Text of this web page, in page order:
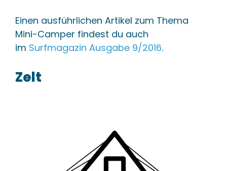
Einen ausführlichen Artikel zum Thema
Mini-Camper findest du auch
im Surfmagazin Ausgabe 9/2016.
Zelt